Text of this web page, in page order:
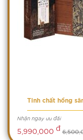
Tinh chất hồng
Nhận ngay ưu đãi
5,990,000 đ